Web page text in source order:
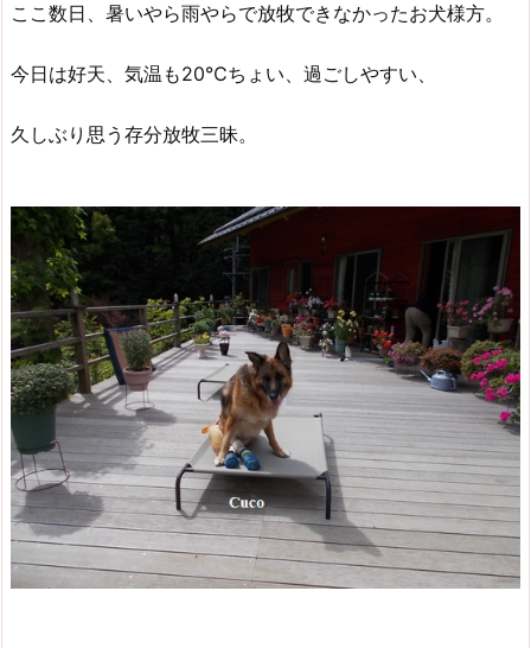
ここ数日、暑いやら雨やらで放牧できなかったお犬様方。
今日は好天、気温も20℃ちょい、過ごしやすい、
久しぶり思う存分放牧三昧。